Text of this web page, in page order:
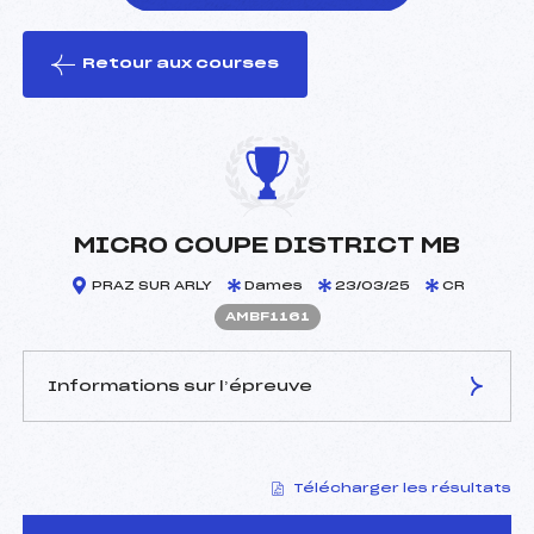
le ski
Retour aux courses
MICRO COUPE DISTRICT MB
PRAZ SUR ARLY Dames 23/03/25 CR
AMBF1161
Informations sur l’épreuve
STACHOWIAK CELINE
(MB)
Télécharger les résultats